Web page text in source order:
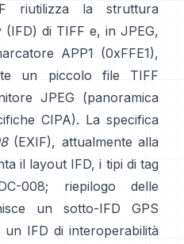
riutilizza la struttura
di TIFF e, in JPEG,
APP1 (0xFFE1),
un piccolo file TIFF
JPEG (panoramica
CIPA). La specifica
(EXIF), attualmente alla
il layout IFD, i tipi di tag
008; riepilogo delle
un sotto-IFD GPS
IFD di interoperabilità